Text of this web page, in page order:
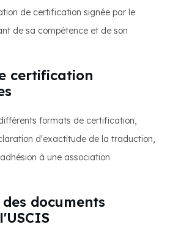
de certification signée par le
de sa compétence et de son
certification
formats de certification,
d'exactitude de la traduction,
à une association
documents